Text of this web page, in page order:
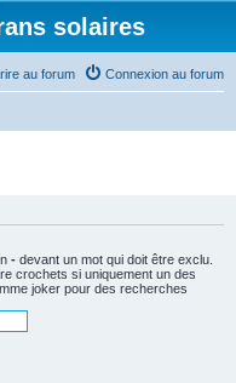
solaires
Connexion au forum
au forum
- devant un mot qui doit être exclu.
crochets si uniquement un des
joker pour des recherches